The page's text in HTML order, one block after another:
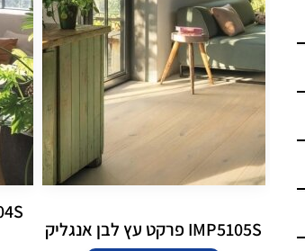
IMP5105S פרקט עץ לבן אנגליק